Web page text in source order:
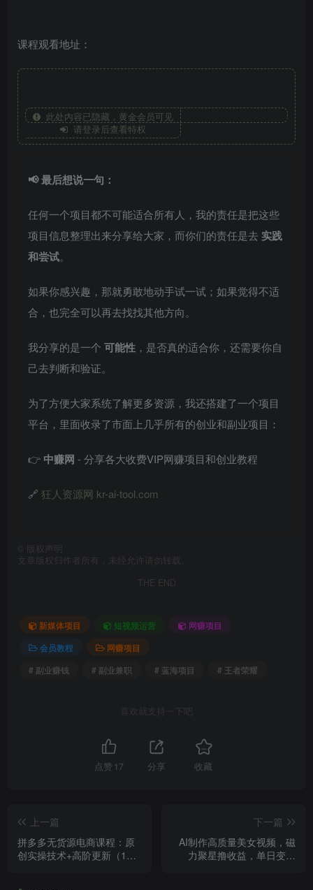
课程观看地址：
此处内容已隐藏，黄金会员可见
请登录后查看特权
📢 最后想说一句：
任何一个项目都不可能适合所有人，我的责任是把这些
项目信息整理出来分享给大家，而你们的责任是去 实践
和尝试。
如果你感兴趣，那就勇敢地动手试一试；如果觉得不适
合，也完全可以再去找找其他方向。
我分享的是一个 可能性 ，是否真的适合你，还需要你自
己去判断和验证。
为了方便大家系统了解更多资源，我还搭建了一个项目
平台，里面收录了市面上几乎所有的创业和副业项目：
👉 中赚网 - 分享各大收费VIP网赚项目和创业教程
🔗 狂人资源网 kr-ai-tool.com
版权声明
文章版权归作者所有，未经允许请勿转载。
THE END
新媒体项目 短视频运营
网赚项目
会员教程
网赚项目
# 副业赚钱
# 副业兼职 # 蓝海项目 # 王者荣耀
喜欢就支持一下吧
点赞 17 分享 收藏
上一篇
拼多多无货源电商课程：原
创实操技术+高阶更新（16
下一篇
AI制作高质量美女视频，磁
力聚星撸收益，单日变现